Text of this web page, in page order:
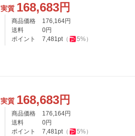
実質 168,683円
商品価格 176,164円
送料
0円
ポイント
7,481pt（ 5%）
実質 168,683円
商品価格 176,164円
送料
0円
ポイント
7,481pt（ 5%）